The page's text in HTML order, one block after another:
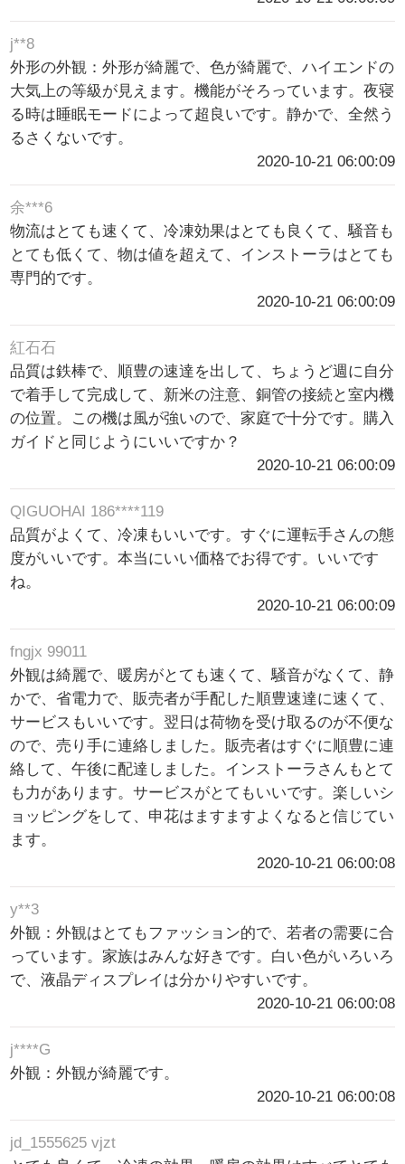
j**8
外形の外観：外形が綺麗で、色が綺麗で、ハイエンドの
大気上の等級が見えます。機能がそろっています。夜寝
る時は睡眠モードによって超良いです。静かで、全然う
るさくないです。
2020-10-21 06:00:09
余***6
物流はとても速くて、冷凍効果はとても良くて、騒音も
とても低くて、物は値を超えて、インストーラはとても
専門的です。
2020-10-21 06:00:09
紅石石
品質は鉄棒で、順豊の速達を出して、ちょうど週に自分
で着手して完成して、新米の注意、銅管の接続と室内機
の位置。この機は風が強いので、家庭で十分です。購入
ガイドと同じようにいいですか？
2020-10-21 06:00:09
QIGUOHAI 186****119
品質がよくて、冷凍もいいです。すぐに運転手さんの態
度がいいです。本当にいい価格でお得です。いいです
ね。
2020-10-21 06:00:09
fngjx 99011
外観は綺麗で、暖房がとても速くて、騒音がなくて、静
かで、省電力で、販売者が手配した順豊速達に速くて、
サービスもいいです。翌日は荷物を受け取るのが不便な
ので、売り手に連絡しました。販売者はすぐに順豊に連
絡して、午後に配達しました。インストーラさんもとて
も力があります。サービスがとてもいいです。楽しいシ
ョッピングをして、申花はますますよくなると信じてい
ます。
2020-10-21 06:00:08
y**3
外観：外観はとてもファッション的で、若者の需要に合
っています。家族はみんな好きです。白い色がいろいろ
で、液晶ディスプレイは分かりやすいです。
2020-10-21 06:00:08
j****G
外観：外観が綺麗です。
2020-10-21 06:00:08
jd_1555625 vjzt